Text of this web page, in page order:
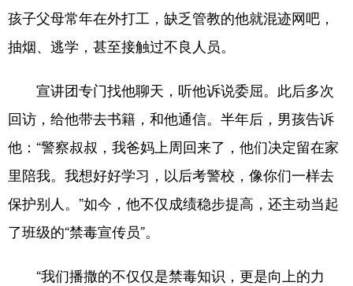
孩子父母常年在外打工，缺乏管教的他就混迹网吧，
抽烟、逃学，甚至接触过不良人员。
宣讲团专门找他聊天，听他诉说委屈。此后多次
回访，给他带去书籍，和他通信。半年后，男孩告诉
他：“警察叔叔，我爸妈上周回来了，他们决定留在家
里陪我。我想好好学习，以后考警校，像你们一样去
保护别人。”如今，他不仅成绩稳步提高，还主动当起
了班级的“禁毒宣传员”。
“我们播撒的不仅仅是禁毒知识，更是向上的力